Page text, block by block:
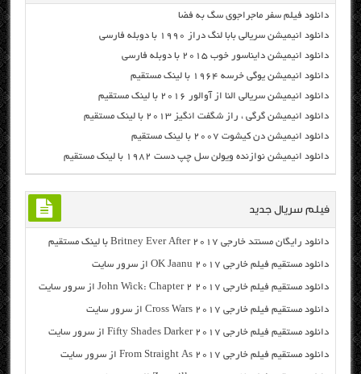
دانلود فیلم سفر ماجراجوی سگ به فضا
دانلود انیمیشن سریالی بابا لنگ دراز ۱۹۹۰ با دوبله فارسی
دانلود انیمیشن دایناسور خوب ۲۰۱۵ با دوبله فارسی
دانلود انیمیشن یوگی خرسه ۱۹۶۴ با لینک مستقیم
دانلود انیمیشن سریالی النا از آوالور ۲۰۱۶ با لینک مستقیم
دانلود انیمیشن گرگی ، راز شگفت انگیز ۲۰۱۳ با لینک مستقیم
دانلود انیمیشن دن کیشوت ۲۰۰۷ با لینک مستقیم
دانلود انیمیشن نوازنده ویولن سل چپ دست ۱۹۸۲ با لینک مستقیم
فیلم سریال جدید
دانلود رایگان مسنتد خارجی Britney Ever After 2017 با لینک مستقیم
دانلود مستقیم فیلم خارجی OK Jaanu 2017 از سرور سایت
دانلود مستقیم فیلم خارجی John Wick: Chapter 2 2017 از سرور سایت
دانلود مستقیم فیلم خارجی Cross Wars 2017 از سرور سایت
دانلود مستقیم فیلم خارجی Fifty Shades Darker 2017 از سرور سایت
دانلود مستقیم فیلم خارجی From Straight As 2017 از سرور سایت